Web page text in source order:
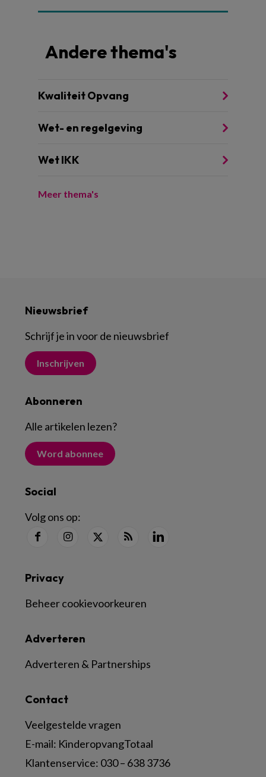
Andere thema's
Kwaliteit Opvang
Wet- en regelgeving
Wet IKK
Meer thema's
Nieuwsbrief
Schrijf je in voor de nieuwsbrief
Inschrijven
Abonneren
Alle artikelen lezen?
Word abonnee
Social
Volg ons op:
Contact
Veelgestelde vragen
E-mail: KinderopvangTotaal
Klantenservice: 030 – 638 3736
Adverteren
Adverteren & Partnerships
Privacy
Beheer cookievoorkeuren